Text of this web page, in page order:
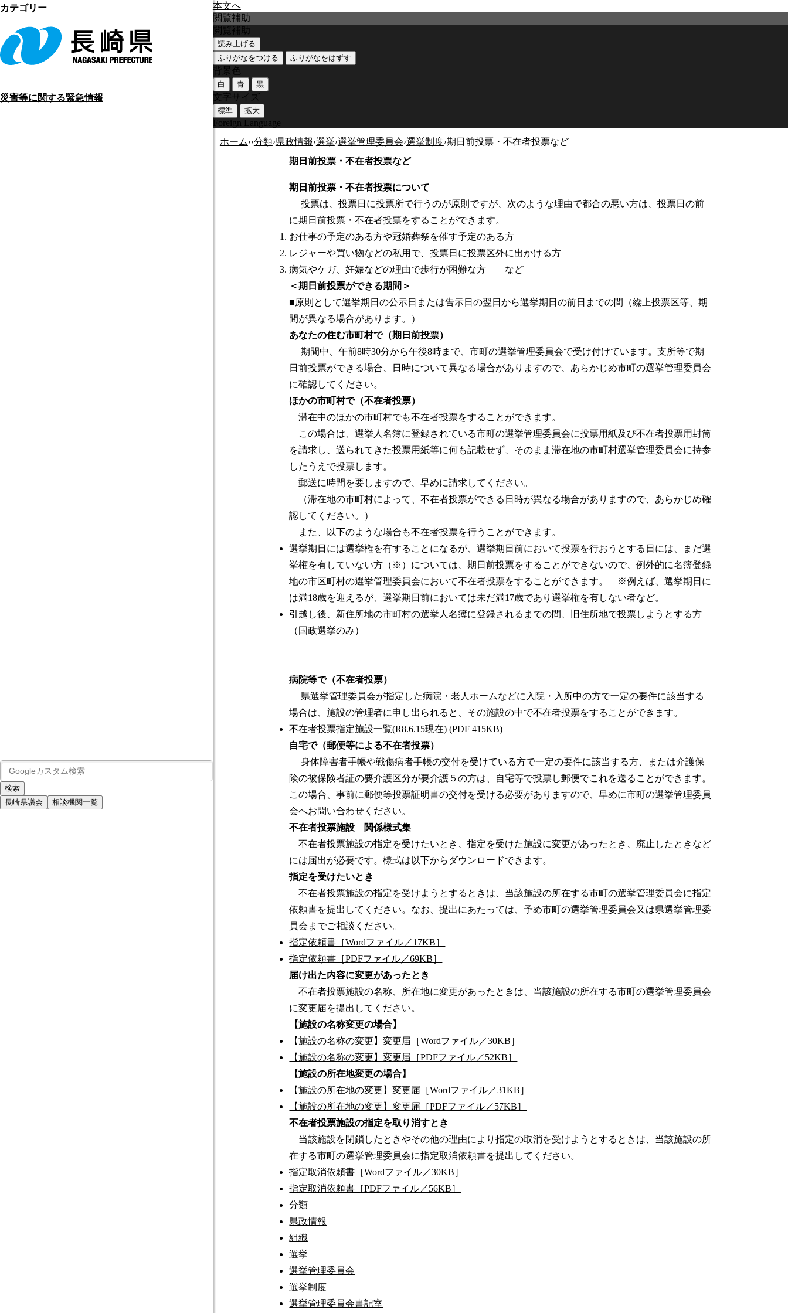
本文へ
災害等に関する緊急情報
長崎県議会 相談機関一覧
閲覧補助
閲覧補助
読み上げる
ふりがなをつける
ふりがなをはずす
背景色
白 青 黒
文字サイズ
標準 拡大
Foreign Language
ホーム››分類›県政情報›選挙›選挙管理委員会›選挙制度›期日前投票・不在者投票など
期日前投票・不在者投票など
期日前投票・不在者投票について
投票は、投票日に投票所で行うのが原則ですが、次のような理由で都合の悪い方は、投票日の前
に期日前投票・不在者投票をすることができます。
お仕事の予定のある方や冠婚葬祭を催す予定のある方
レジャーや買い物などの私用で、投票日に投票区外に出かける方
病気やケガ、妊娠などの理由で歩行が困難な方 など
＜期日前投票ができる期間＞
■原則として選挙期日の公示日または告示日の翌日から選挙期日の前日までの間（繰上投票区等、期
間が異なる場合があります。）
あなたの住む市町村で（期日前投票）
期間中、午前8時30分から午後8時まで、市町の選挙管理委員会で受け付けています。支所等で期
日前投票ができる場合、日時について異なる場合がありますので、あらかじめ市町の選挙管理委員会
に確認してください。
ほかの市町村で（不在者投票）
滞在中のほかの市町村でも不在者投票をすることができます。
この場合は、選挙人名簿に登録されている市町の選挙管理委員会に投票用紙及び不在者投票用封筒
を請求し、送られてきた投票用紙等に何も記載せず、そのまま滞在地の市町村選挙管理委員会に持参
したうえで投票します。
郵送に時間を要しますので、早めに請求してください。
（滞在地の市町村によって、不在者投票ができる日時が異なる場合がありますので、あらかじめ確
認してください。）
また、以下のような場合も不在者投票を行うことができます。
選挙期日には選挙権を有することになるが、選挙期日前において投票を行おうとする日には、まだ選
挙権を有していない方（※）については、期日前投票をすることができないので、例外的に名簿登録
地の市区町村の選挙管理委員会において不在者投票をすることができます。 ※例えば、選挙期日に
は満18歳を迎えるが、選挙期日前においては未だ満17歳であり選挙権を有しない者など。
引越し後、新住所地の市町村の選挙人名簿に登録されるまでの間、旧住所地で投票しようとする方
（国政選挙のみ）
病院等で（不在者投票）
県選挙管理委員会が指定した病院・老人ホームなどに入院・入所中の方で一定の要件に該当する
場合は、施設の管理者に申し出られると、その施設の中で不在者投票をすることができます。
不在者投票指定施設一覧(R8.6.15現在) (PDF 415KB)
自宅で（郵便等による不在者投票）
身体障害者手帳や戦傷病者手帳の交付を受けている方で一定の要件に該当する方、または介護保
険の被保険者証の要介護区分が要介護５の方は、自宅等で投票し郵便でこれを送ることができます。
この場合、事前に郵便等投票証明書の交付を受ける必要がありますので、早めに市町の選挙管理委員
会へお問い合わせください。
不在者投票施設 関係様式集
不在者投票施設の指定を受けたいとき、指定を受けた施設に変更があったとき、廃止したときなど
には届出が必要です。様式は以下からダウンロードできます。
指定を受けたいとき
不在者投票施設の指定を受けようとするときは、当該施設の所在する市町の選挙管理委員会に指定
依頼書を提出してください。なお、提出にあたっては、予め市町の選挙管理委員会又は県選挙管理委
員会までご相談ください。
指定依頼書［Wordファイル／17KB］
指定依頼書［PDFファイル／69KB］
届け出た内容に変更があったとき
不在者投票施設の名称、所在地に変更があったときは、当該施設の所在する市町の選挙管理委員会
に変更届を提出してください。
【施設の名称変更の場合】
【施設の名称の変更】変更届［Wordファイル／30KB］
【施設の名称の変更】変更届［PDFファイル／52KB］
【施設の所在地変更の場合】
【施設の所在地の変更】変更届［Wordファイル／31KB］
【施設の所在地の変更】変更届［PDFファイル／57KB］
不在者投票施設の指定を取り消すとき
当該施設を閉鎖したときやその他の理由により指定の取消を受けようとするときは、当該施設の所
在する市町の選挙管理委員会に指定取消依頼書を提出してください。
指定取消依頼書［Wordファイル／30KB］
指定取消依頼書［PDFファイル／56KB］
カテゴリー
分類
県政情報
組織
選挙
選挙管理委員会
選挙制度
選挙管理委員会書記室